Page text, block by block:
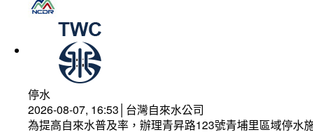
停水
2026-08-07, 16:53│台灣自來水公司
為提高自來水普及率，辦理青昇路123號青埔里區域停水